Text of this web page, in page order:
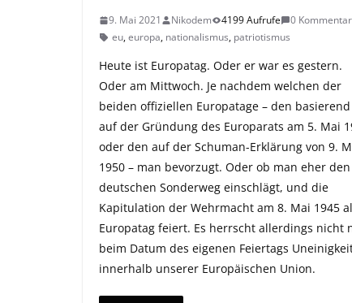
9. Mai 2021 Nikodem 4199 Aufrufe
0
eu,europa, nationalismus, patriotismus
Heute ist Europatag. Oder er war es gestern.
Oder am Mittwoch. Je nachdem welchen der
beiden offiziellen Europatage – den basierend
auf der Gründung des Europarats am 5. Mai
oder den auf der Schuman-Erklärung von 9.
1950 – man bevorzugt. Oder ob man eher den
deutschen Sonderweg einschlägt, und die
Kapitulation der Wehrmacht am 8. Mai 1945
Europatag feiert. Es herrscht allerdings nicht
beim Datum des eigenen Feiertags
innerhalb unserer Europäischen Union.